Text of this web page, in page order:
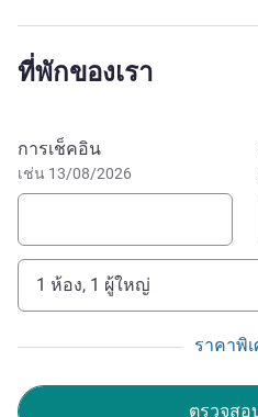
outdoor car park is also
motorway linking Paris to Lille
Beauvais Airport , it also
(20 min) and the exhibition
(Apremont, Chantilly). The
parks are 10 minutes away.
famous Prix de Diane race as
12th century cathedral.
ที่พักของเรา
จองโรงแรมนี้
การเช็คอิน
เช่น 13/08/2026
1 ห้อง, 1 ผู้ใหญ่
ราคาพิ
ตรวจสอ